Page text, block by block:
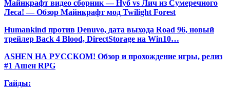
Майнкрафт видео сборник — Нуб vs Лич из Сумеречного
Леса! — Обзор Майнкрафт мод Twilight Forest
Humankind против Denuvo, дата выхода Road 96, новый
трейлер Back 4 Blood, DirectStorage на Win10…
ASHEN НА РУССКОМ! Обзор и прохождение игры, релиз
#1 Ашен RPG
Гайды: